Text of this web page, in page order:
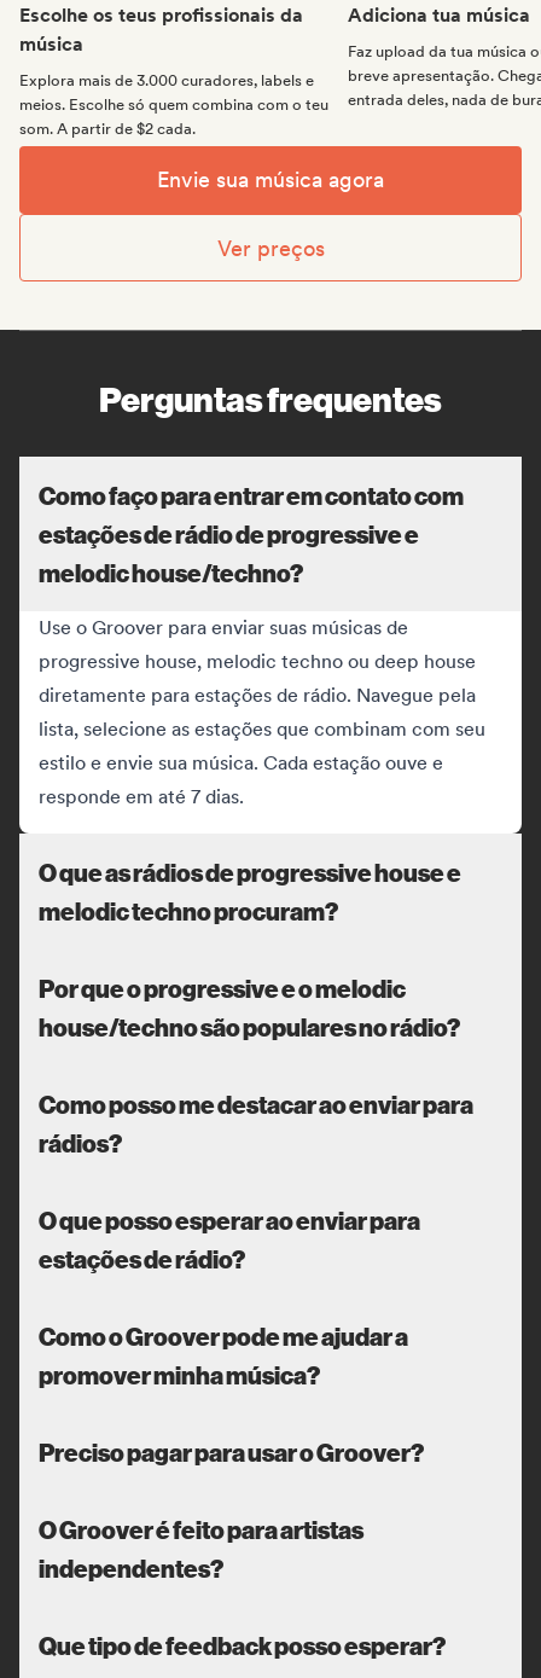
Escolhe os teus profissionais da
música
Explora mais de 3.000 curadores, labels e
meios. Escolhe só quem combina com o teu
som. A partir de $2 cada.
Adiciona tua música
Faz upload da tua música
breve apresentação.
entrada deles, nada de
Envie sua música agora
Ver preços
Perguntas frequentes
Como faço para entrar em contato com
estações de rádio de progressive e
melodic house/techno?
Use o Groover para enviar suas músicas de
progressive house, melodic techno ou deep house
diretamente para estações de rádio. Navegue pela
lista, selecione as estações que combinam com seu
estilo e envie sua música. Cada estação ouve e
responde em até 7 dias.
O que as rádios de progressive house e
melodic techno procuram?
Por que o progressive e o melodic
house/techno são populares no rádio?
Como posso me destacar ao enviar para
rádios?
O que posso esperar ao enviar para
estações de rádio?
Como o Groover pode me ajudar a
promover minha música?
Preciso pagar para usar o Groover?
O Groover é feito para artistas
independentes?
Que tipo de feedback posso esperar?